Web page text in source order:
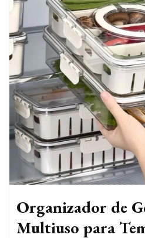
Organizador de
Multiuso para